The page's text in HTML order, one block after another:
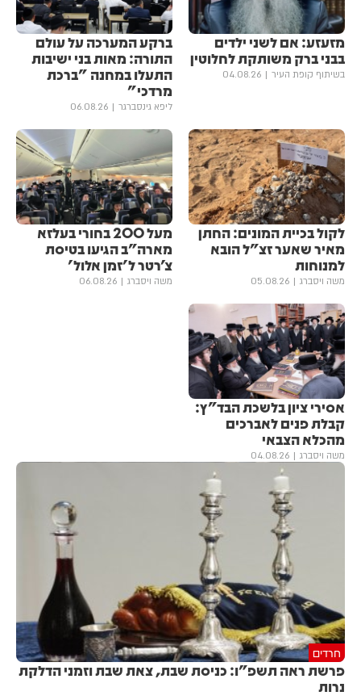
מזעזע: אם לשני ילדים
בבני ברק משותקת לחלוטין
בשיתוף קופת העיר 04.08.26
ברקע המערכה על עולם
התורה: מאות בני ישיבות
התעלו במחנה "ברכת
מרדכי"
ליפא גינסברגר 06.08.26
לקול בכיית המונים: החתן
מאיר שאער זצ"ל הובא
למנוחות
משה ויסברג 05.08.26
מעל 200 בחורי בעלזא
מארה"ב הגיעו בטיסת
צ'רטר ל'זמן אלול'
משה ויסברג 06.08.26
אסירי ציון בלשכת הבד"ץ:
קבלת פנים לאברכים
מהכלא הצבאי
משה ויסברג 04.08.26
חרדים
פרשת ראה תשפ"ו: כניסת שבת, צאת שבת וזמני הדלקת
נרות